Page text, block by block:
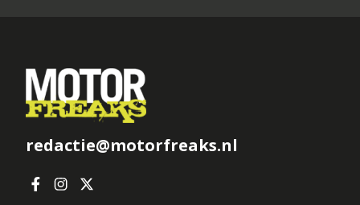
redactie@motorfreaks.nl